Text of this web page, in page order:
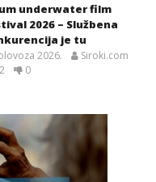
underwater film
2026 – Službena
je tu
2026.
Siroki.com
0